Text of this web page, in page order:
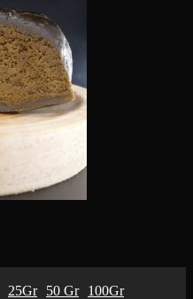
25Gr 50 Gr
100Gr